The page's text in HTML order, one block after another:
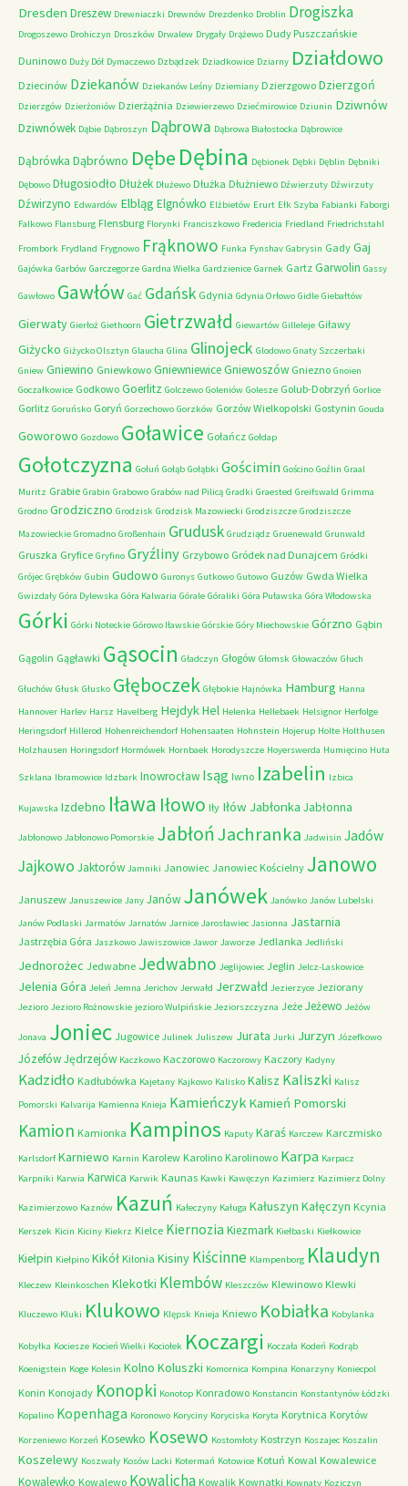
Dresden Dreszew Drewniaczki Drewnów Drezdenko Droblin Drogiszka
Drogoszewo Drohiczyn Droszków Drwalew Drygały Drążewo Dudy Puszczańskie
Duninowo Duży Dół Dymaczewo Dzbądzek Dziadkowice Dziarny Działdowo
Dziecinów Dziekanów Dziekanów Leśny Dziemiany Dzierzgowo Dzierzgoń
Dzierzgów Dzierżoniów Dzierżążnia Dziewierzewo Dziećmirowice Dziunin Dziwnów
Dziwnówek Dąbie Dąbroszyn Dąbrowa Dąbrowa Białostocka Dąbrowice
Dąbrówka Dąbrówno Dębe Dębina Dębionek Dębki Dęblin Dębniki
Dębowo Długosiodło Dłużek Dłużewo Dłużka Dłużniewo Dźwierzuty Dźwirzuty
Dźwirzyno Edwardów Elbląg Elgnówko Elżbietów Erurt Ełk Szyba Fabianki Faborgi
Falkowo Flansburg Flensburg Florynki Franciszkowo Fredericia Friedland Friedrichstahl
Frombork Frydland Frygnowo Frąknowo Funka Fynshav Gabrysin Gady Gaj
Gajówka Garbów Garczegorze Gardna Wielka Gardzienice Garnek Gartz Garwolin Gassy
Gawłowo Gawłów Gać Gdańsk Gdynia Gdynia Orłowo Gidle Giebałtów
Gierwaty Gierłoż Giethoorn Gietrzwałd Giewartów Gilleleje Giławy
Giżycko Giżycko Olsztyn Glaucha Glina Glinojeck Glodowo Gnaty Szczerbaki
Gniew Gniewino Gniewkowo GniewniewiceGniewoszów Gniezno Gnoien
Goczałkowice Godkowo Goerlitz Golczewo Goleniów Golesze Golub-Dobrzyń Gorlice
Gorlitz Goruńsko Goryń Gorzechowo Gorzków Gorzów Wielkopolski Gostynin Gouda
Goworowo Gozdowo Goławice Gołańcz Gołdap
Gołotczyzna Gołuń Gołąb Gołąbki Gościmin Gościno Goźlin Graal
Muritz Grabie Grabin Grabowo Grabów nad Pilicą Gradki Graested Greifswald Grimma
Grodno Grodziczno Grodzisk Grodzisk Mazowiecki Grodziszcze Grodziszcze
Mazowieckie Gromadno Großenhain Grudusk Grudziądz Gruenewald Grunwald
Gruszka Gryfice Gryfino Gryźliny Grzybowo Gródek nad Dunajcem Gródki
Grójec Grębków Gubin Gudowo Guronys Gutkowo Gutowo Guzów Gwda Wielka
Gwizdały Góra Dylewska Góra Kalwaria Górale Góraliki Góra Puławska Góra Włodowska
Górki Górki Noteckie Górowo Iławskie Górskie Góry Miechowskie Górzno Gąbin
Gągolin Gągławki Gąsocin Gładczyn Głogów Głomsk Głowaczów Głuch
Głuchów Głusk Głusko Głęboczek Głębokie Hajnówka Hamburg Hanna
Hannover Harlev Harsz Havelberg HejdykHel Helenka Hellebaek Helsignor Herfolge
Heringsdorf Hillerod Hohenreichendorf Hohensaaten Hohnstein Hojerup Holte Holthusen
Holzhausen Horingsdorf Hormówek Hornbaek Horodyszcze Hoyerswerda Humięcino Huta
Szklana Ibramowice Idzbark Inowrocław Isąg Iwno Izabelin Izbica
Kujawska Izdebno Iława Iłowo Iły Iłów Jabłonka Jabłonna
Jabłonowo Jabłonowo Pomorskie JabłońJachranka Jadwisin Jadów
Jajkowo Jaktorów Jamniki Janowiec Janowiec Kościelny Janowo
Januszew Januszewice Jany Janów Janówek Janówko Janów Lubelski
Janów Podlaski Jarmatów Jarnatów Jarnice Jarosławiec Jasionna Jastarnia
Jastrzębia Góra Jaszkowo Jawiszowice Jawor Jaworze Jedlanka Jedliński
Jednorożec Jedwabne Jedwabno Jeglijowiec Jeglin Jelcz-Laskowice
Jelenia Góra Jeleń Jemna Jerichov Jerwałd Jerzwałd Jezierzyce Jeziorany
Jezioro Jezioro Rożnowskie jezioro Wulpińskie Jeziorszczyzna Jeże Jeżewo Jeżów
Jonava Joniec Jugowice Julinek Juliszew Jurata Jurki Jurzyn Józefkowo
JózefówJędrzejów Kaczkowo Kaczorowo Kaczorowy Kaczory Kadyny
Kadzidło Kadłubówka Kajetany Kajkowo Kalisko Kalisz Kaliszki Kalisz
Pomorski Kalvarija Kamienna Knieja Kamieńczyk Kamień Pomorski
Kamion Kamionka Kampinos Kaputy Karaś Karczew Karczmisko
Karlsdorf Karniewo Karnin Karolew Karolino Karolinowo Karpa Karpacz
Karpniki Karwia Karwica Karwik Kaunas Kawki Kawęczyn Kazimierz Kazimierz Dolny
Kazimierzowo Kaznów Kazuń Kałeczyny Kaługa Kałuszyn Kałęczyn Kcynia
Kerszek Kicin Kiciny Kiekrz Kielce Kiernozia Kiezmark Kiełbaski Kiełkowice
Kiełpin Kiełpino Kikół Kilonia Kisiny Kiścinne Klampenborg Klaudyn
Kleczew Kleinkoschen Klekotki Klembów Kleszczów Klewinowo Klewki
Kluczewo Kluki Klukowo Klępsk Knieja Kniewo Kobiałka Kobylanka
Kobyłka Kociesze Kocień Wielki Kociołek Koczargi Koczała Kodeń Kodrąb
Koenigstein Koge Kolesin Kolno Koluszki Komornica Kompina Konarzyny Koniecpol
Konin Konojady Konopki Konotop Konradowo Konstancin Konstantynów Łódzki
Kopalino Kopenhaga Koronowo Koryciny Koryciska Koryta Korytnica Korytów
Korzeniewo Korzeń Kosewko Kosewo Kostomłoty Kostrzyn Koszajec Koszalin
Koszelewy Koszwały Kosów Lacki Kotermań Kotowice Kotuń Kowal Kowalewice
Kowalewko Kowalewo Kowalicha Kowalik Kownatki Kownaty Koziczyn